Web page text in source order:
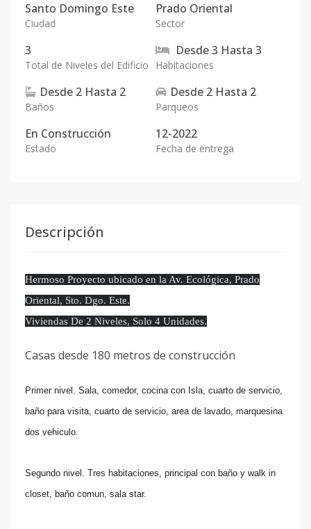
Santo Domingo Este
Ciudad
Prado Oriental
Sector
3
Total de Niveles del Edificio
Desde3 Hasta 3
Habitaciones
Desde 2 Hasta 2
Baños
Desde 2 Hasta 2
Parqueos
En Construcción
Estado
12-2022
Fecha de entrega
Descripción
Hermoso Proyecto ubicado en la Av. Ecológica, Prado
Oriental, Sto. Dgo. Este.
Viviendas De 2 Niveles, Solo 4 Unidades.
Casas desde 180 metros de construcción
Primer nivel. Sala, comedor, cocina con Isla, cuarto de servicio,
baño para visita, cuarto de servicio, area de lavado, marquesina
dos vehiculo.
Segundo nivel. Tres habitaciones, principal con baño y walk in
closet, baño comun, sala star.